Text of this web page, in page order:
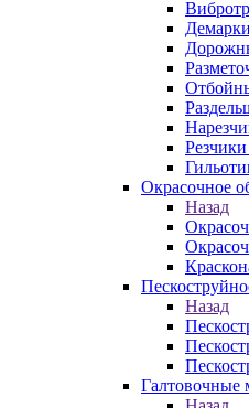
Окрасочное
Назад
Назад